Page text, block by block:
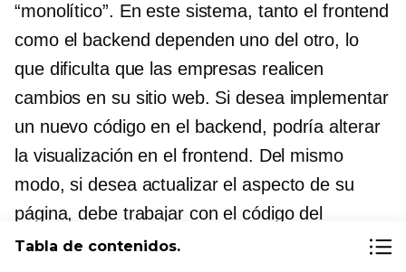
“monolítico”. En este sistema, tanto el frontend
como el backend dependen uno del otro, lo
que dificulta que las empresas realicen
cambios en su sitio web. Si desea implementar
un nuevo código en el backend, podría alterar
la visualización en el frontend. Del mismo
modo, si desea actualizar el aspecto de su
página, debe trabajar con el código del
backend.
Tabla de contenidos.